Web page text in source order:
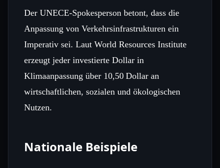
Der UNECE‑Spokesperson betont, dass die
Anpassung von Verkehrsinfrastrukturen ein
Imperativ sei. Laut World Resources Institute
erzeugt jeder investierte Dollar in
Klimaanpassung über 10,50 Dollar an
wirtschaftlichen, sozialen und ökologischen
Nutzen.
Nationale Beispiele